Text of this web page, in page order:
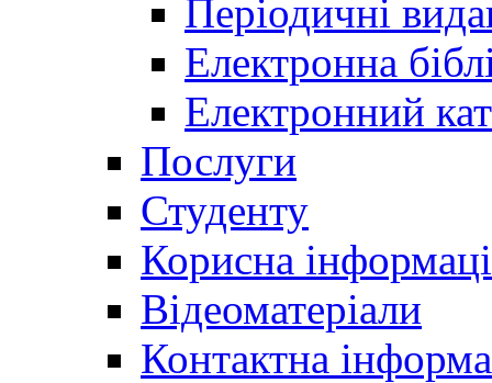
Періодичні
Електронна
Електронний
Послуги
Студенту
Корисна
Відеоматеріали
Контактна